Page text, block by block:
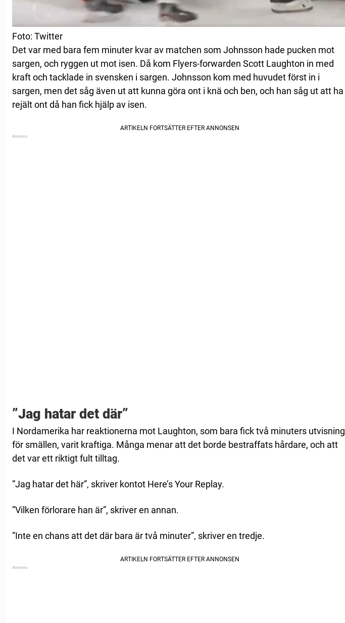
Foto: Twitter
Det var med bara fem minuter kvar av matchen som Johnsson hade pucken mot
sargen, och ryggen ut mot isen. Då kom Flyers-forwarden Scott Laughton in med
kraft och tacklade in svensken i sargen. Johnsson kom med huvudet först in i
sargen, men det såg även ut att kunna göra ont i knä och ben, och han såg ut att ha
rejält ont då han fick hjälp av isen.
”Jag hatar det där”
I Nordamerika har reaktionerna mot Laughton, som bara fick två minuters utvisning
för smällen, varit kraftiga. Många menar att det borde bestraffats hårdare, och att
det var ett riktigt fult tilltag.
”Jag hatar det här”‚ skriver kontot Here’s Your Replay.
”Vilken förlorare han är”, skriver en annan.
”Inte en chans att det där bara är två minuter”‚ skriver en tredje.